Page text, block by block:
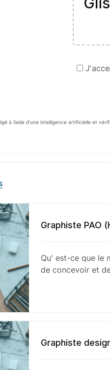
J'
à l’aide d’une intelligence artificielle et
Graphiste PAO
Qu' est-ce que le
de concevoir et
Graphiste